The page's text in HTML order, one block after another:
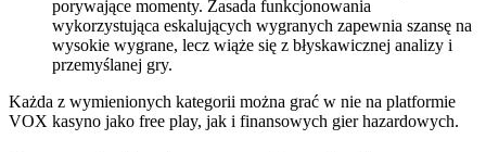
porywające momenty. Zasada funkcjonowania
wykorzystująca eskalujących wygranych zapewnia szansę na
wysokie wygrane, lecz wiąże się z błyskawicznej analizy i
przemyślanej gry.
Każda z wymienionych kategorii można grać w nie na platformie
VOX kasyno jako free play, jak i finansowych gier hazardowych.